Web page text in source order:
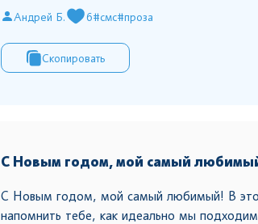
Андрей Б. 6#смс#проза
Скопировать
С Новым годом, мой самый
С Новым годом, мой самый любимый! В
напомнить тебе, как идеально мы